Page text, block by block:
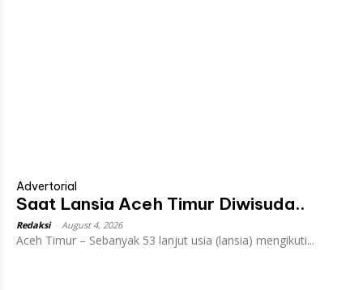
Advertorial
Saat Lansia Aceh Timur Diwisuda..
Redaksi August 4, 2026
Aceh Timur – Sebanyak 53 lanjut usia (lansia) mengikuti...